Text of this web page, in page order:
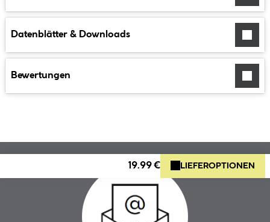
Datenblätter & Downloads
Bewertungen
19.99 € LIEFEROPTIONEN